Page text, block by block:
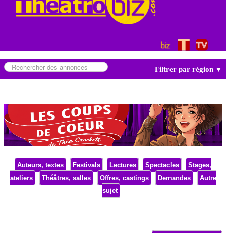
LE CLUB
Filtrer par région ▼
Auteurs, textes Festivals Lectures Spectacles
Stages,
ateliers
Théâtres, salles Offres, castings Demandes
Autre
sujet